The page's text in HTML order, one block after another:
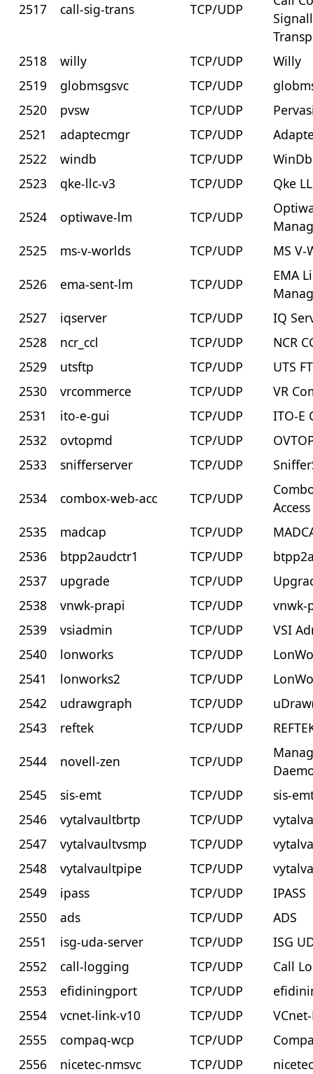
2517 call-sig-trans TCP/UDP
2518
willy TCP/UDP
Willy
2519
globmsgsvc TCP/UDP
2520
pvsw TCP/UDP
2521
adaptecmgr TCP/UDP
2522
windb TCP/UDP
WinDb
2523
qke-llc-v3 TCP/UDP
Qke
2524
optiwave-lm TCP/UDP
2525
ms-v-worlds TCP/UDP
MS V-
2526
ema-sent-lm TCP/UDP
EMA
2527
iqserver TCP/UDP
IQ
2528
ncr_ccl TCP/UDP
NCR
2529
utsftp TCP/UDP
UTS
2530
vrcommerce TCP/UDP
VR
2531
ito-e-gui TCP/UDP
ITO-E
2532
ovtopmd TCP/UDP
2533
snifferserver TCP/UDP
2534
combox-web-acc TCP/UDP
Access
2535
madcap TCP/UDP
2536
btpp2audctr1 TCP/UDP
2537
upgrade TCP/UDP
2538
vnwk-prapi TCP/UDP
vnwk-
2539
vsiadmin TCP/UDP
VSI
2540
lonworks TCP/UDP
2541
lonworks2 TCP/UDP
2542
udrawgraph TCP/UDP
2543
reftek TCP/UDP
2544
novell-zen TCP/UDP
2545
sis-emt TCP/UDP
sis-
2546
vytalvaultbrtp TCP/UDP
2547
vytalvaultvsmp TCP/UDP
2548
vytalvaultpipe TCP/UDP
2549
ipass TCP/UDP
IPASS
2550
ads TCP/UDP
ADS
2551
isg-uda-server TCP/UDP
ISG
2552
call-logging TCP/UDP
Call
2553
efidiningport TCP/UDP
2554
vcnet-link-v10 TCP/UDP
2555
compaq-wcp TCP/UDP
2556
nicetec-nmsvc TCP/UDP